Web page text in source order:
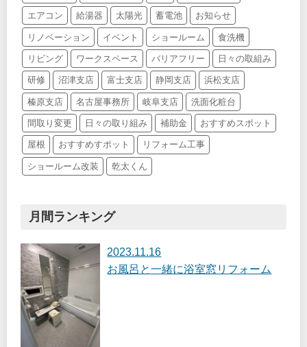
エアコン 給湯器 太陽光 蓄電池 お知らせ
リノベーション イベント ショールーム 食洗機
リビング ワークスペース バリアフリー 日々の取組み
研修 沼津支店 富士支店 静岡支店 浜松支店
榛原支店 名古屋事務所 岐阜支店 洗面化粧台
間取り変更 日々の取り組み 補助金 おすすめスポット
屋根 おすすめすポット リフォーム工事
ショールーム改装 乾太くん
月間ランキング
2023.11.16
お風呂と一緒に浴室窓リフォーム